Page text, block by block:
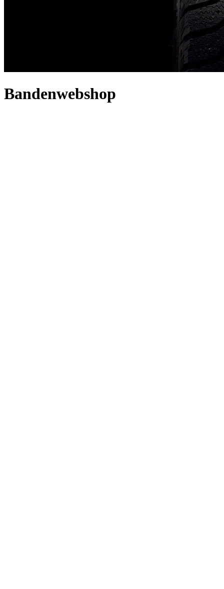
Bandenwebshop